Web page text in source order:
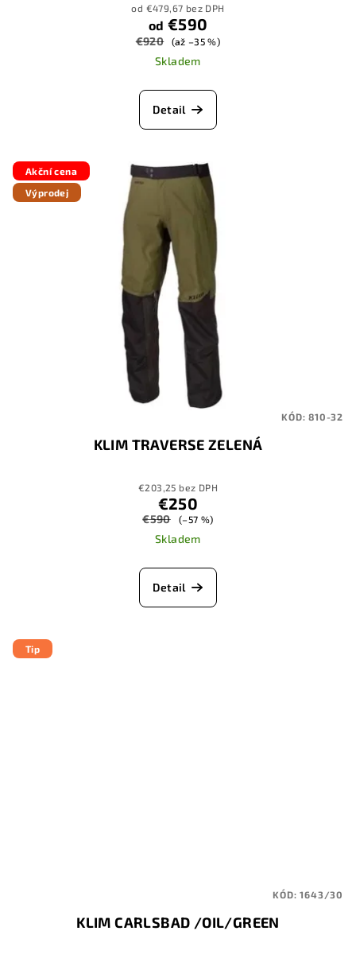
od €479,67 bez DPH
od €590
€920 (až –35 %)
Skladem
Detail
Akční cena
Výprodej
KLIM TRAVERSE ZELENÁ
€203,25 bez DPH
€250
€590 (–57 %)
Skladem
Detail
KÓD:810-32
Tip
KLIM CARLSBAD /OIL/GREEN
KÓD:1643/30